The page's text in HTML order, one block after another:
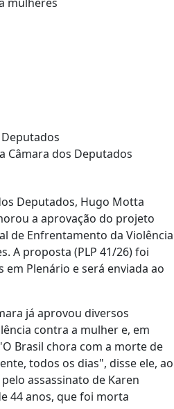
Câmara dos Deputados
Deputados, Hugo Motta
a aprovação do projeto
de Enfrentamento da Violência
A proposta (PLP 41/26) foi
Plenário e será enviada ao
já aprovou diversos
contra a mulher e, em
Brasil chora com a morte de
todos os dias", disse ele, ao
assassinato de Karen
44 anos, que foi morta